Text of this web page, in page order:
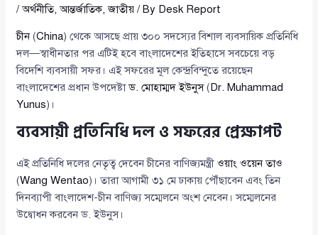
/অর্থনীতি,আন্তর্জাতিক,জাতীয় / By Desk Report
চীন(China) থেকে আসছে প্রায় ৩০০ সদস্যের বিশাল ব্যবসায়িক প্রতিনিধি
দল—স্বাধীনতার পর এটিই হবে বাংলাদেশের ইতিহাসে সবচেয়ে বড়
বিদেশি ব্যবসায়ী সফর। এই সফরের মূল কেন্দ্রবিন্দুতে রয়েছেন
বাংলাদেশের প্রধান উপদেষ্টাড. মোহাম্মদ ইউনুস( Dr. Muhammad
Yunus)।
ব্যবসায়ী প্রতিনিধি দল ও সফরের প্রেক্ষাপট
এই প্রতিনিধি দলের নেতৃত্ব দেবেন চীনের বাণিজ্যমন্ত্রীওয়াং ওয়েন তাও
(Wang Wentao)। তারা আগামী ৩১ মে ঢাকায় পৌঁছাবেন এবং তিন
দিনব্যাপী বাংলাদেশ-চীন বাণিজ্য সম্মেলনে অংশ নেবেন। সম্মেলনের
উদ্বোধন করবেন ড. ইউনুস।